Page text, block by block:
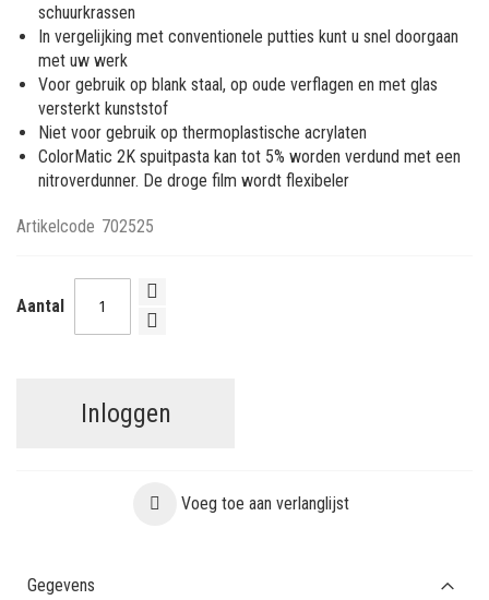
schuurkrassen
In vergelijking met conventionele putties kunt u snel doorgaan
met uw werk
Voor gebruik op blank staal, op oude verflagen en met glas
versterkt kunststof
Niet voor gebruik op thermoplastische acrylaten
ColorMatic 2K spuitpasta kan tot 5% worden verdund met een
nitroverdunner. De droge film wordt flexibeler
Artikelcode 702525
Aantal
Inloggen
Voeg toe aan verlanglijst
Gegevens